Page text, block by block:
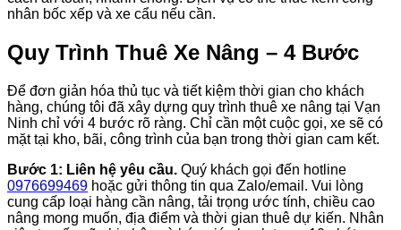
nhân bốc xếp và xe cẩu nếu cần.
Quy Trình Thuê Xe Nâng – 4 Bước
Để đơn giản hóa thủ tục và tiết kiệm thời gian cho khách
hàng, chúng tôi đã xây dựng quy trình thuê xe nâng tại Vạn
Ninh chỉ với 4 bước rõ ràng. Chỉ cần một cuộc gọi, xe sẽ có
mặt tại kho, bãi, công trình của bạn trong thời gian cam kết.
Bước 1: Liên hệ yêu cầu. Quý khách gọi đến hotline
0976699469 hoặc gửi thông tin qua Zalo/email. Vui lòng
cung cấp loại hàng cần nâng, tải trọng ước tính, chiều cao
nâng mong muốn, địa điểm và thời gian thuê dự kiến. Nhân